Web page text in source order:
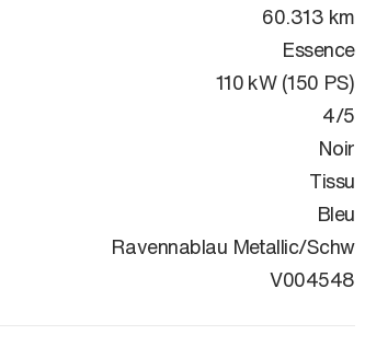
60.313 km
Essence
110 kW (150 PS)
4/5
Noir
Tissu
Bleu
Ravennablau Metallic/Schw
WVGZZZA1ZNV004548